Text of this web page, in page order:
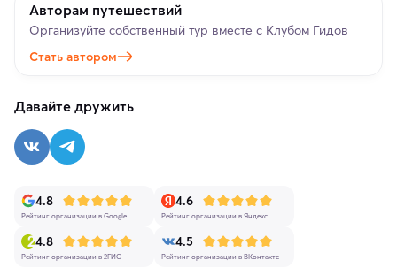
Авторам путешествий
Организуйте собственный тур вместе с Клубом Гидов
Стать автором
Давайте дружить
4.8
Рейтинг организации в Google
4.6
Рейтинг организации в Яндекс
4.8
Рейтинг организации в 2ГИС
4.5
Рейтинг организации в ВКонтакте